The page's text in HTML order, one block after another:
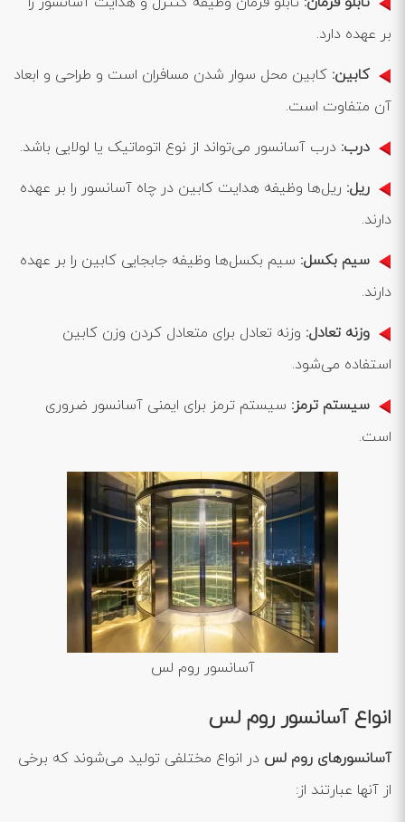
بر عهده دارد.
کابین: کابین محل سوار شدن مسافران است و طراحی و ابعاد
آن متفاوت است.
درب: درب آسانسور می‌تواند از نوع اتوماتیک یا لولایی باشد.
ریل: ریل‌ها وظیفه هدایت کابین در چاه آسانسور را بر عهده
دارند.
سیم بکسل: سیم بکسل‌ها وظیفه جابجایی کابین را بر عهده
دارند.
وزنه تعادل: وزنه تعادل برای متعادل کردن وزن کابین
استفاده می‌شود.
سیستم ترمز: سیستم ترمز برای ایمنی آسانسور ضروری
است.
آسانسور روم لس
انواع آسانسور روم لس
آسانسورهای روم لس در انواع مختلفی تولید می‌شوند که برخی
از آنها عبارتند از: